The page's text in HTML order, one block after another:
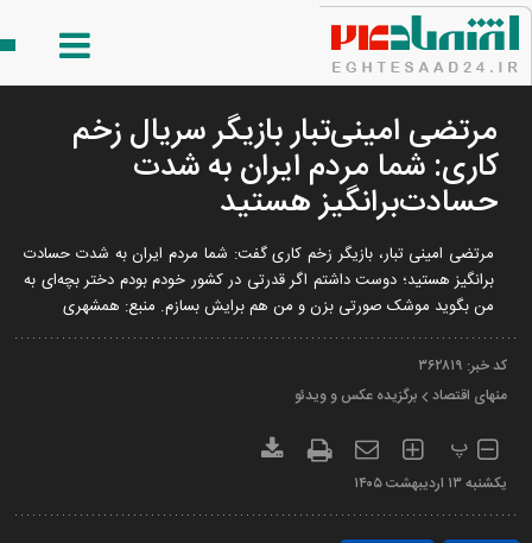
مرتضی امینی‌تبار بازیگر سریال زخم
کاری: شما مردم ایران به شدت
حسادت‌برانگیز هستید
مرتضی امینی تبار، بازیگر زخم کاری گفت: شما مردم ایران به شدت حسادت
برانگیز هستید؛ دوست داشتم اگر قدرتی در کشور خودم بودم دختر بچه‌ای به
من بگوید موشک صورتی بزن و من هم برایش بسازم. منبع: همشهری
کد خبر: ۳۶۲۸۱۹
منهای اقتصاد
برگزیده عکس و ویدئو
پ
يکشنبه ۱۳ ارديبهشت ۱۴۰۵